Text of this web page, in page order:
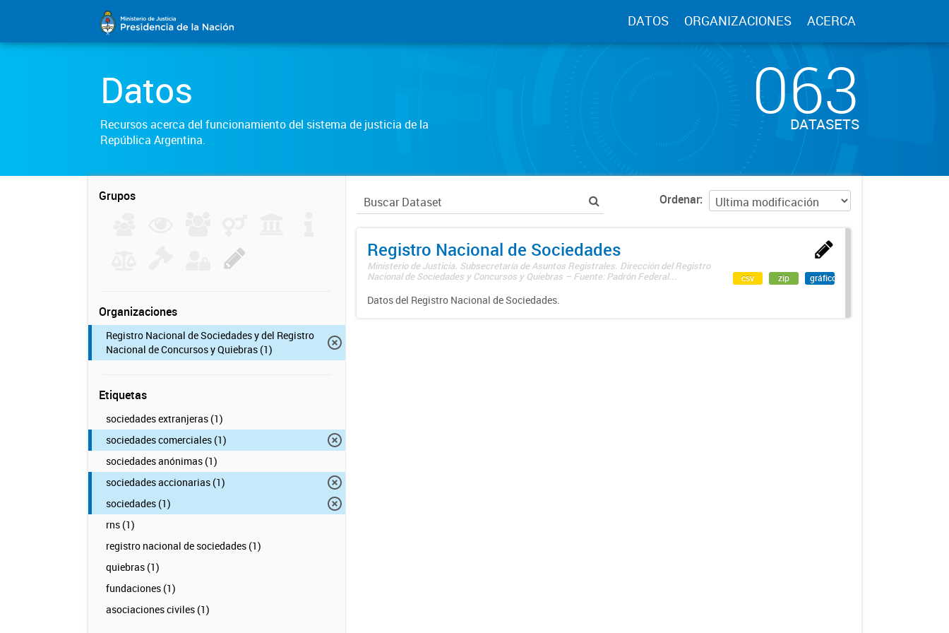
DATOS ORGANIZACIONES ACERCA
Datos
Recursos acerca del funcionamiento del sistema de justicia de la
República Argentina.
063
DATASETS
Grupos
Organizaciones
Registro Nacional de Sociedades y del Registro
Nacional de Concursos y Quiebras (1)
Etiquetas
sociedades extranjeras (1)
sociedades comerciales (1)
sociedades anónimas (1)
sociedades accionarias (1)
sociedades (1)
rns (1)
registro nacional de sociedades (1)
quiebras (1)
fundaciones (1)
asociaciones civiles (1)
Ordenar
Registro Nacional de Sociedades
Ministerio de Justicia. Subsecretaría de Asuntos Registrales. Dirección del Registro
Nacional de Sociedades y Concursos y Quiebras – Fuente: Padrón Federal...
Datos del Registro Nacional de Sociedades.
csv zip gráfico